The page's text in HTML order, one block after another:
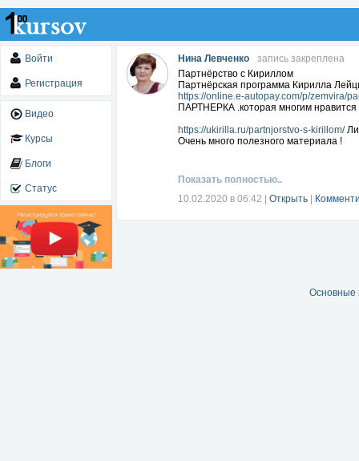
Войти
Регистрация
Видео
Курсы
Блоги
Статус
Нина Левченко
запись закреплена
Партнёрство с Кириллом
Партнёрская программа Кирилла
https://online.e-autopay.com/p/zemvira/
ПАРТНЕРКА .которая многим нравится
https://ukirilla.ru/partnjorstvo-s-kirillom/
Очень много полезного материала !
Показать полностью..
10.02.2020 в 06:42
Открыть
Основные